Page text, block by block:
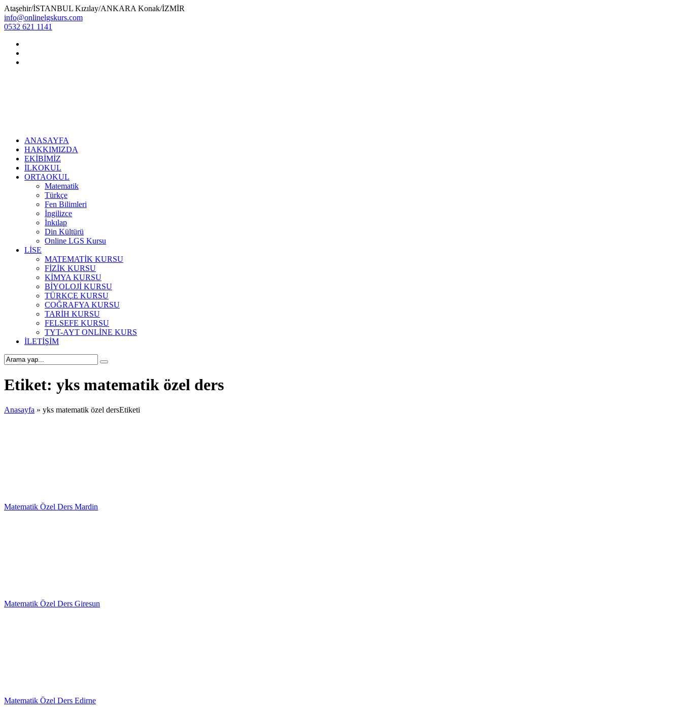
Ataşehir/İSTANBUL Kızılay/ANKARA Konak/İZMİR
info@onlinelgskurs.com
0532 621 1141
ANASAYFA
HAKKIMIZDA
EKİBİMİZ
İLKOKUL
ORTAOKUL
Matematik
Türkçe
Fen Bilimleri
İngilizce
İnkılap
Din Kültürü
Online LGS Kursu
LİSE
MATEMATİK KURSU
FİZİK KURSU
KİMYA KURSU
BİYOLOJİ KURSU
TÜRKÇE KURSU
COĞRAFYA KURSU
TARİH KURSU
FELSEFE KURSU
TYT-AYT ONLİNE KURS
İLETİŞİM
Etiket: yks matematik özel ders
Anasayfa » yks matematik özel dersEtiketi
Matematik Özel Ders Mardin
Matematik Özel Ders Giresun
Matematik Özel Ders Edirne